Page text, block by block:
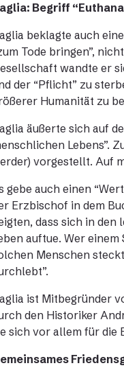
Begriff
beklagte auch
Tode bringen”,
wandte er
der “Pflicht” zu
Humanität zu
äußerte sich auf
Lebens”.
vorgestellt. Auf
gebe auch einen
Erzbischof in dem
dass sich in den
auftue. Wer
Menschen
ist Mitbegründer
den Historiker
sich vor allem für die